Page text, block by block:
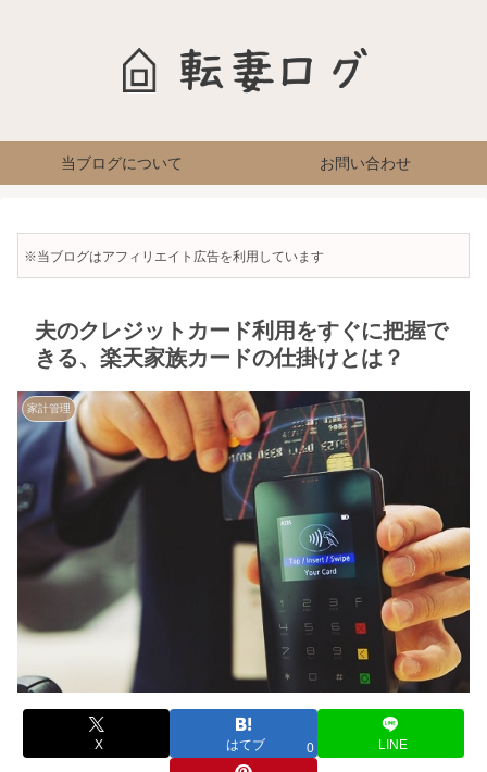
当ブログについて お問い合わせ
※当ブログはアフィリエイト広告を利用しています
夫のクレジットカード利用をすぐに把握で
きる、楽天家族カードの仕掛けとは？
家計管理
X はてブ 0 LINE